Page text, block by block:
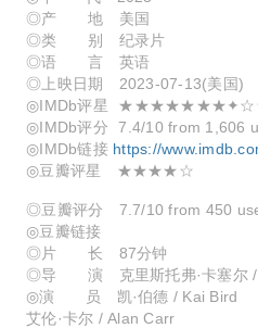
◎产 地 美国
◎类 别 纪录片
◎语 言 英语
◎上映日期 2023-07-13(美国)
◎IMDb评星
◎IMDb评分 7.4/10 from 1,606
◎IMDb链接 https://
◎豆瓣评星 ★★★★☆
◎豆瓣评分 7.7/10 from 450
◎豆瓣链接
◎片 长 87分钟
◎导 演 克里斯托弗·卡塞尔 /
◎演 员 凯·伯德 / Kai Bird
艾伦·卡尔 / Alan Carr